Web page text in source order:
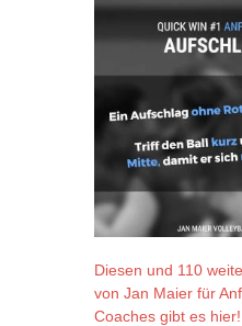
Diesen und 110
von Jan Maier für
Coaches gibt es hier!